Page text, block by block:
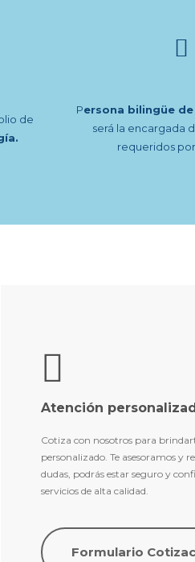
de
Persona bilingüe
será la encargada
requeridos por
Atención
Cotiza con nosotros para
personalizado. Te asesoramos y
dudas, podrás estar seguro y
servicios de alta calidad.
Formulario